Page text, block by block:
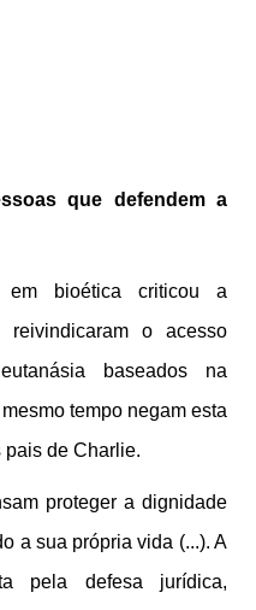
que defendem a
em bioética criticou a
reivindicaram o acesso
baseados na
tempo negam esta
pais de Charlie.
proteger a dignidade
a sua própria vida (...). A
pela defesa jurídica,